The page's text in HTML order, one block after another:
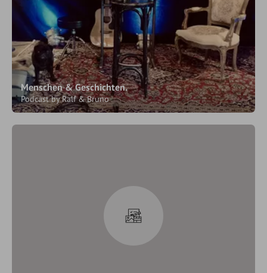
Menschen & Geschichten.
Podcast by Ralf & Bruno